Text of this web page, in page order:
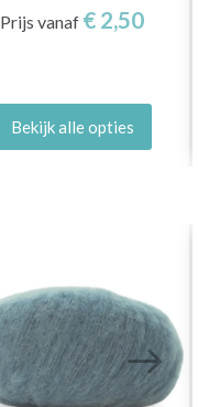
Prijs vanaf € 2,50
Bekijk alle opties